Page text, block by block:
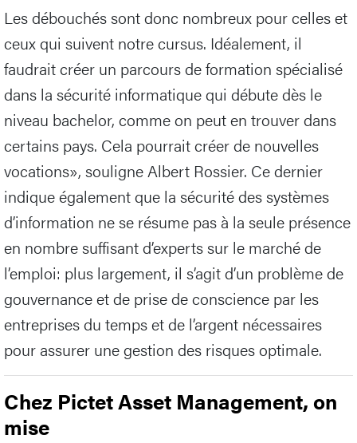
Les débouchés sont donc nombreux pour celles et
ceux qui suivent notre cursus. Idéalement, il
faudrait créer un parcours de formation spécialisé
dans la sécurité informatique qui débute dès le
niveau bachelor, comme on peut en trouver dans
certains pays. Cela pourrait créer de nouvelles
vocations», souligne Albert Rossier. Ce dernier
indique également que la sécurité des systèmes
d’information ne se résume pas à la seule présence
en nombre suffisant d’experts sur le marché de
l’emploi: plus largement, il s’agit d’un problème de
gouvernance et de prise de conscience par les
entreprises du temps et de l’argent nécessaires
pour assurer une gestion des risques optimale.
Chez Pictet Asset Management, on
mise